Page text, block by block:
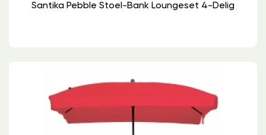
Santika Pebble Stoel-Bank Loungeset 4-Delig